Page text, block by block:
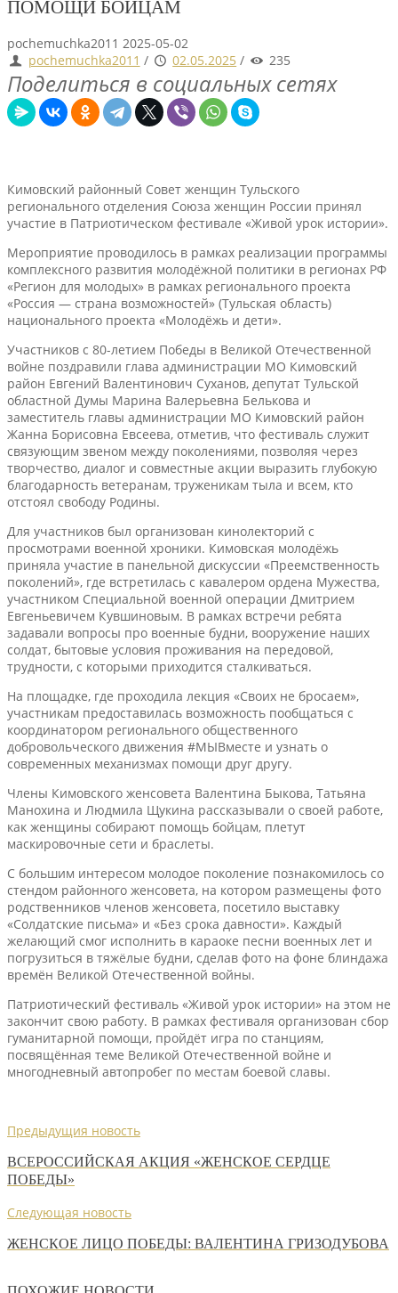
ПОМОЩИ БОЙЦАМ
pochemuchka2011 2025-05-02
pochemuchka2011 / 02.05.2025 / 235
Поделиться в социальных сетях
Кимовский районный Совет женщин Тульского
регионального отделения Союза женщин России принял
участие в Патриотическом фестивале «Живой урок истории».
Мероприятие проводилось в рамках реализации программы
комплексного развития молодёжной политики в регионах РФ
«Регион для молодых» в рамках регионального проекта
«Россия — страна возможностей» (Тульская область)
национального проекта «Молодёжь и дети».
Участников с 80-летием Победы в Великой Отечественной
войне поздравили глава администрации МО Кимовский
район Евгений Валентинович Суханов, депутат Тульской
областной Думы Марина Валерьевна Белькова и
заместитель главы администрации МО Кимовский район
Жанна Борисовна Евсеева, отметив, что фестиваль служит
связующим звеном между поколениями, позволяя через
творчество, диалог и совместные акции выразить глубокую
благодарность ветеранам, труженикам тыла и всем, кто
отстоял свободу Родины.
Для участников был организован кинолекторий с
просмотрами военной хроники. Кимовская молодёжь
приняла участие в панельной дискуссии «Преемственность
поколений», где встретилась с кавалером ордена Мужества,
участником Специальной военной операции Дмитрием
Евгеньевичем Кувшиновым. В рамках встречи ребята
задавали вопросы про военные будни, вооружение наших
солдат, бытовые условия проживания на передовой,
трудности, с которыми приходится сталкиваться.
На площадке, где проходила лекция «Своих не бросаем»,
участникам предоставилась возможность пообщаться с
координатором регионального общественного
добровольческого движения #МЫВместе и узнать о
современных механизмах помощи друг другу.
Члены Кимовского женсовета Валентина Быкова, Татьяна
Манохина и Людмила Щукина рассказывали о своей работе,
как женщины собирают помощь бойцам, плетут
маскировочные сети и браслеты.
С большим интересом молодое поколение познакомилось со
стендом районного женсовета, на котором размещены фото
родственников членов женсовета, посетило выставку
«Солдатские письма» и «Без срока давности». Каждый
желающий смог исполнить в караоке песни военных лет и
погрузиться в тяжёлые будни, сделав фото на фоне блиндажа
времён Великой Отечественной войны.
Патриотический фестиваль «Живой урок истории» на этом не
закончит свою работу. В рамках фестиваля организован сбор
гуманитарной помощи, пройдёт игра по станциям,
посвящённая теме Великой Отечественной войне и
многодневный автопробег по местам боевой славы.
Предыдущия новость
ВСЕРОССИЙСКАЯ АКЦИЯ «ЖЕНСКОЕ СЕРДЦЕ
ПОБЕДЫ»
Следующая новость
ЖЕНСКОЕ ЛИЦО ПОБЕДЫ: ВАЛЕНТИНА ГРИЗОДУБОВА